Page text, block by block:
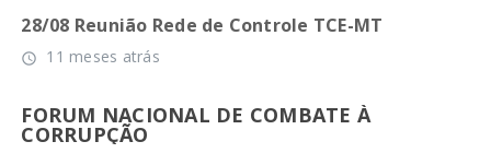
28/08 Reunião Rede de Controle TCE-MT
access_time 11 meses atrás
FORUM NACIONAL DE COMBATE À
CORRUPÇÃO